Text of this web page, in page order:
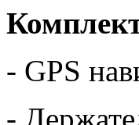
- GPS
-